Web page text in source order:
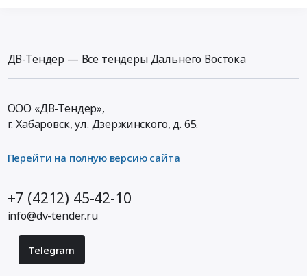
ДВ-Тендер — Все тендеры Дальнего Востока
ООО «ДВ-Тендер»,
г. Хабаровск,ул. Дзержинского, д. 65.
Перейти на полную версию сайта
+7 (4212) 45-42-10
info@dv-tender.ru
Telegram